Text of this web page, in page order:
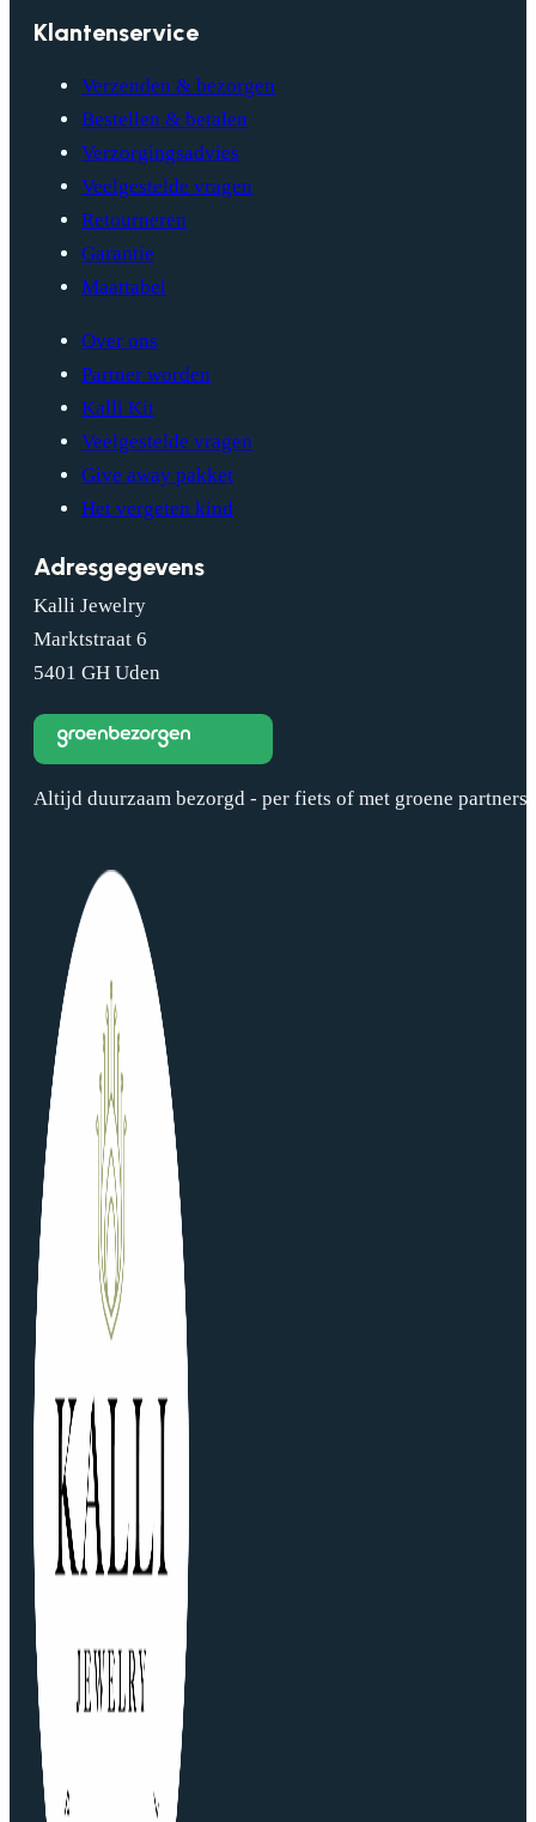
Klantenservice
Verzenden & bezorgen
Bestellen & betalen
Verzorgingsadvies
Veelgestelde vragen
Retourneren
Garantie
Maattabel
Over ons
Partner worden
Kalli Kit
Veelgestelde vragen
Give away pakket
Het vergeten kind
Adresgegevens
Kalli Jewelry
Marktstraat 6
5401 GH Uden
Altijd duurzaam bezorgd - per fiets of met groene partners